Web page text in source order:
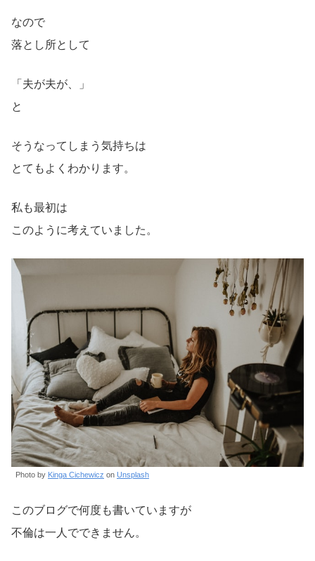
なので
落とし所として
「夫が夫が、」
と
そうなってしまう気持ちは
とてもよくわかります。
私も最初は
このように考えていました。
Photo by Kinga Cichewicz on Unsplash
このブログで何度も書いていますが
不倫は一人でできません。